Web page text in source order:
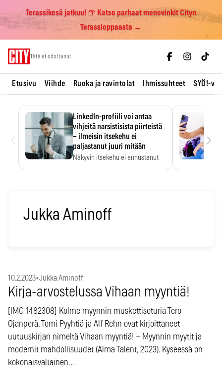
Terassikesä jatkuu! 🍺 Katso parhaat menovinkit Cityn
Terassioppaasta →
Tätä et odottanut
Etusivu Viihde Ruoka ja ravintolat Ihmissuhteet SYÖ!-
LinkedIn-profiili voi antaa
vihjeitä narsistisista piirteistä
– ilmeisin itsekehu ei
paljastanut juuri mitään
Näkyvin itsekehu ei ennustanut
›
Jukka Aminoff
10.2.2023•Jukka Aminoff
Kirja-arvostelussa Vihaan myyntiä!
[IMG 1482308] Kolme myynnin muskettisoturia Tero
Ojanperä, Tomi Pyyhtiä ja Alf Rehn ovat kirjoittaneet
uutuuskirjan nimeltä Vihaan myyntiä! – Myynnin myytit ja
modernit mahdollisuudet (Alma Talent, 2023). Kyseessä on
kokonaisvaltainen…